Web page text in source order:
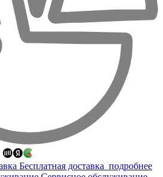
Бесплатная доставка подробнее